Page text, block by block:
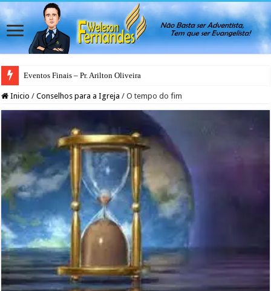
Eventos Finais – Pr. Arilton Oliveira
Inicio / Conselhos para a Igreja / O tempo do fim